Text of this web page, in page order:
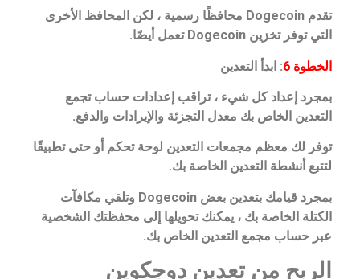
تقدم Dogecoin محافظًا رسمية ، لكن المحافظ الأخرى
التي توفر تخزين Dogecoin تعمل أيضًا.
الخطوة 6 : ابدأ التعدين
بمجرد إعداد كل شيء ، تراقب إعدادات حساب تجمع
التعدين الخاص بك معدل التجزئة والإيرادات والدفع.
توفر لك معظم مجمعات التعدين لوحة تحكم أو حتى تطبيقًا
لتتبع أنشطة التعدين الخاصة بك.
بمجرد قيامك بتعدين بعض Dogecoin وتلقي مكافآت
الكتلة الخاصة بك ، يمكنك تحويلها إلى محفظتك الشخصية
عبر حساب مجمع التعدين الخاص بك.
الربح من تعدين دوجكوين